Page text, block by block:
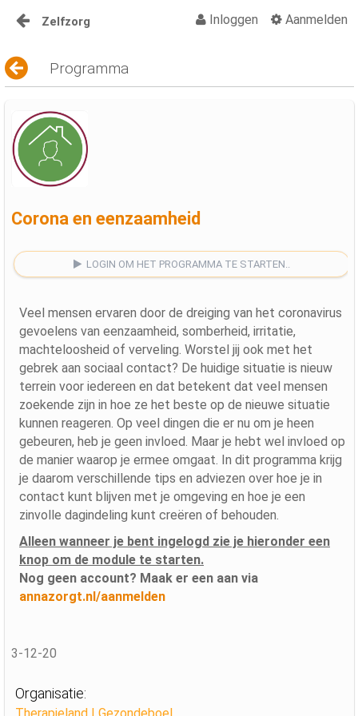
Inloggen Aanmelden
Zelfzorg
Home
Groepsmedia
Groepsbellen
Programma
Corona en eenzaamheid
LOGIN OM HET PROGRAMMA TE STARTEN..
Veel mensen ervaren door de dreiging van het coronavirus
gevoelens van eenzaamheid, somberheid, irritatie,
machteloosheid of verveling. Worstel jij ook met het
gebrek aan sociaal contact? De huidige situatie is nieuw
terrein voor iedereen en dat betekent dat veel mensen
zoekende zijn in hoe ze het beste op de nieuwe situatie
kunnen reageren. Op veel dingen die er nu om je heen
gebeuren, heb je geen invloed. Maar je hebt wel invloed op
de manier waarop je ermee omgaat. In dit programma krijg
je daarom verschillende tips en adviezen over hoe je in
contact kunt blijven met je omgeving en hoe je een
zinvolle dagindeling kunt creëren of behouden.
Alleen wanneer je bent ingelogd zie je hieronder een
knop om de module te starten.
Nog geen account? Maak er een aan via
annazorgt.nl/aanmelden
3-12-20
Organisatie: